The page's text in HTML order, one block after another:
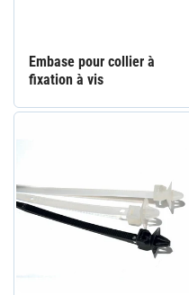
Embase pour collier à
fixation à vis